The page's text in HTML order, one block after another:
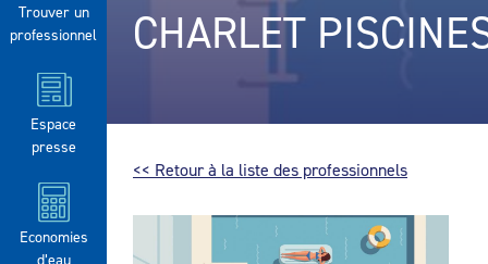
Trouver un
professionnel
Espace
presse
Economies
d’eau
CHARLET
<< Retour à la liste des professionnels